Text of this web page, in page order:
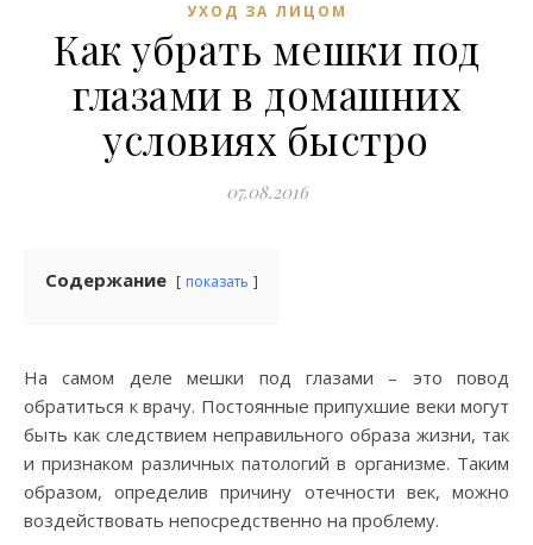
УХОД ЗА ЛИЦОМ
Как убрать мешки под
глазами в домашних
условиях быстро
07.08.2016
Содержание показать
На самом деле мешки под глазами – это повод
обратиться к врачу. Постоянные припухшие веки могут
быть как следствием неправильного образа жизни, так
и признаком различных патологий в организме. Таким
образом, определив причину отечности век, можно
воздействовать непосредственно на проблему.